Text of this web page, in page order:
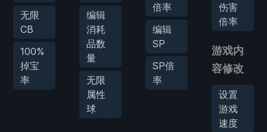
无限
CB
100%
掉宝
率
编辑
消耗
品数
量
无限
属性
球
倍率
编辑
SP
SP倍
率
伤害
倍率
游戏内
容修改
设置
游戏
速度